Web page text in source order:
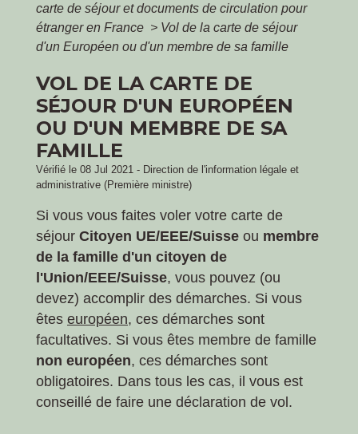
carte de séjour et documents de circulation pour
étranger en France > Vol de la carte de séjour
d'un Européen ou d'un membre de sa famille
VOL DE LA CARTE DE
SÉJOUR D'UN EUROPÉEN
OU D'UN MEMBRE DE SA
FAMILLE
Vérifié le 08 Jul 2021 - Direction de l'information légale et
administrative (Première ministre)
Si vous vous faites voler votre carte de
séjour Citoyen UE/EEE/Suisse ou membre
de la famille d'un citoyen de
l'Union/EEE/Suisse, vous pouvez (ou
devez) accomplir des démarches. Si vous
êtes européen, ces démarches sont
facultatives. Si vous êtes membre de famille
non européen, ces démarches sont
obligatoires. Dans tous les cas, il vous est
conseillé de faire une déclaration de vol.